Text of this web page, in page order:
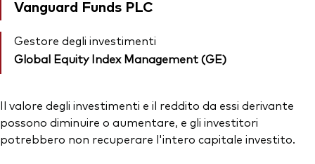
Vanguard Funds PLC
Gestore degli investimenti
Global Equity Index Management (GE)
Il valore degli investimenti e il reddito da essi derivante
possono diminuire o aumentare, e gli investitori
potrebbero non recuperare l'intero capitale investito.